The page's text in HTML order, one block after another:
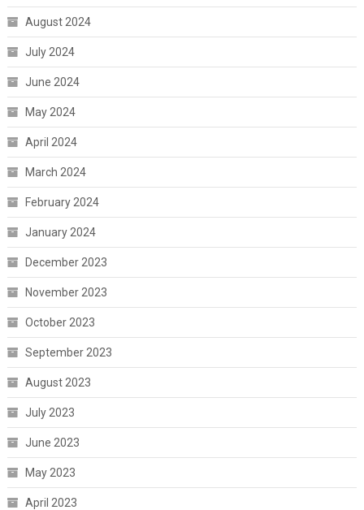
August 2024
July 2024
June 2024
May 2024
April 2024
March 2024
February 2024
January 2024
December 2023
November 2023
October 2023
September 2023
August 2023
July 2023
June 2023
May 2023
April 2023